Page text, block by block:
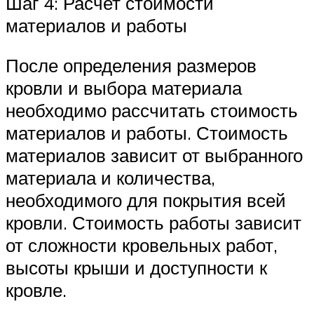
материалов и работы
После определения размеров
кровли и выбора материала
необходимо рассчитать стоимость
материалов и работы. Стоимость
материалов зависит от выбранного
материала и количества,
необходимого для покрытия всей
кровли. Стоимость работы зависит
от сложности кровельных работ,
высоты крыши и доступности к
кровле.